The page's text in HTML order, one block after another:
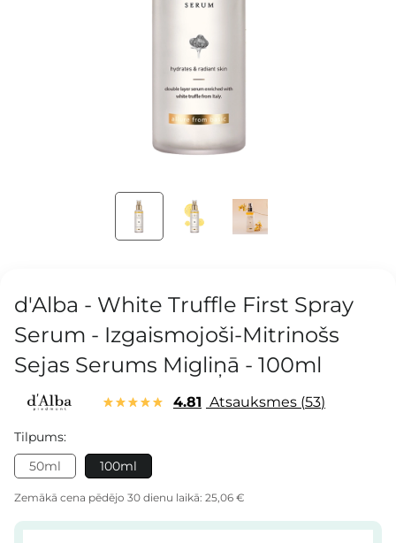
d'Alba - White Truffle First Spray
Serum - Izgaismojoši-Mitrinošs
Sejas Serums Migliņā - 100ml
4.81 Atsauksmes 53
Tilpums:
50ml
100ml
Zemākā cena pēdējo 30 dienu laikā: 25,06 €